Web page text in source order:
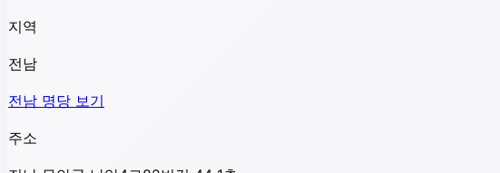
지역
전남
전남 명당 보기
주소